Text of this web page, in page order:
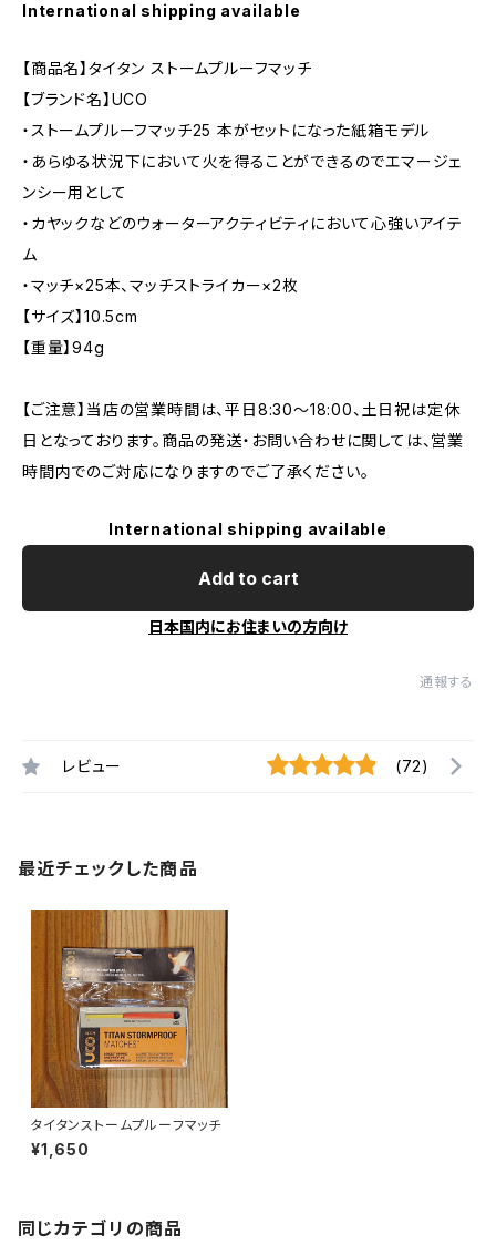
International shipping available
【商品名】タイタン ストームプルーフマッチ
【ブランド名】UCO
・ストームプルーフマッチ25 本がセットになった紙箱モデル
・あらゆる状況下において火を得ることができるのでエマージェ
ンシー用として
・カヤックなどのウォーターアクティビティにおいて心強いアイテ
ム
・マッチ×25本、マッチストライカー×2枚
【サイズ】10.5cm
【重量】94g
【ご注意】当店の営業時間は、平日8:30～18:00、土日祝は定休
日となっております。商品の発送・お問い合わせに関しては、営業
時間内でのご対応になりますのでご了承ください。
International shipping available
Add to cart
日本国内にお住まいの方向け
通報する
レビュー (72)
最近チェックした商品
タイタンストームプルーフマッチ
¥1,650
同じカテゴリの商品